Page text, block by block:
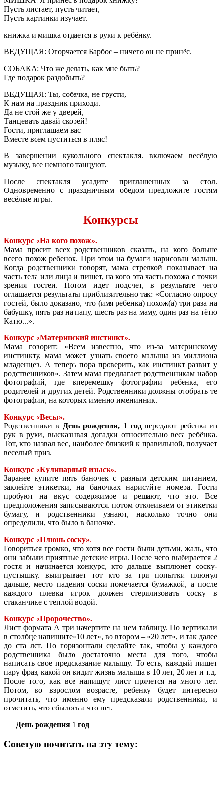
Пусть листает, пусть читает,
Пусть картинки изучает.
книжка и мишка отдается в руки к ребёнку.
ВЕДУЩАЯ: Огорчается Барбос – ничего он не принёс.
СОБАКА: Что же делать, как мне быть?
Где подарок раздобыть?
ВЕДУЩАЯ: Ты, собачка, не грусти,
К нам на праздник приходи.
Да не стой же у дверей,
Танцевать давай скорей!
Гости, приглашаем вас
Вместе всем пуститься в пляс!
В завершении кукольного спектакля. включаем весёлую
музыку, все немного танцуют.
После спектакля усадите приглашенных за стол.
Одновременно с праздничным обедом предложите гостям
весёлые игры.
Конкурсы
Конкурс «На кого похож».
Мама просит всех родственников сказать, на кого больше
всего похож ребенок. При этом на бумаги нарисован малыш.
Когда родственники говорят, мама стрелкой показывает на
часть тела или лица и пишет, на кого эта часть похожа с точки
зрения гостей. Потом идет подсчёт, в результате чего
оглашается результаты приблизительно так: «Согласно опросу
гостей, было доказано, что (имя ребенка) похож(а) три раза на
бабушку, пять раз на папу, шесть раз на маму, один раз на тётю
Катю...».
Конкурс «Материнский инстинкт».
Мама говорит: «Всем известно, что из-за материнскому
инстинкту, мама может узнать своего малыша из миллиона
младенцев. А теперь пора проверить, как инстинкт развит у
родственников». Затем мама предлагает родственникам набор
фотографий, где вперемешку фотографии ребенка, его
родителей и других детей. Родственники должны отобрать те
фотографии, на которых именно именинник.
Конкурс «Весы».
Родственники в День рождения, 1 годпередают ребенка из
рук в руки, высказывая догадки относительно веса ребёнка.
Тот, кто назвал вес, наиболее близкий к правильной, получает
веселый приз.
Конкурс «Кулинарный изыск».
Заранее купите пять баночек с разным детским питанием,
заклейте этикетки, на баночках нарисуйте номера. Гости
пробуют на вкус содержимое и решают, что это. Все
предположения записываются. потом отклеиваем от этикетки
бумагу, и родственники узнают, насколько точно они
определили, что было в баночке.
Конкурс «Плюнь соску».
Говориться громко, что хотя все гости были детьми, жаль, что
они забыли приятные детские игры. После чего выбирается 2
гостя и начинается конкурс, кто дальше выплюнет соску-
пустышку. выигрывает тот кто за три попытки плюнул
дальше, место падения соски помечается бумажкой, а после
каждого плевка игрок должен стерилизовать соску в
стаканчике с теплой водой.
Конкурс «Пророчество».
Лист формата А три начертите на нем таблицу. По вертикали
в столбце напишите«10 лет», во втором – «20 лет», и так далее
до ста лет. По горизонтали сделайте так, чтобы у каждого
родственника было достаточно места для того, чтобы
написать свое предсказание малышу. То есть, каждый пишет
пару фраз, какой он видит жизнь малыша в 10 лет, 20 лет и т.д.
После того, как все напишут, лист прячется на много лет.
Потом, во взрослом возрасте, ребенку будет интересно
прочитать, что именно ему предсказали родственники, и
отметить, что сбылось а что нет.
День рождения 1 год
Советую почитать на эту тему: